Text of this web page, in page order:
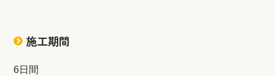
施工期間
6日間